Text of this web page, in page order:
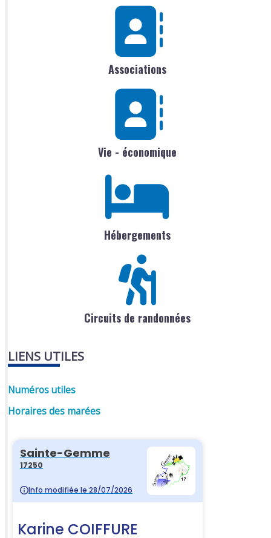
Associations
Vie - économique
Hébergements
Circuits de randonnées
LIENS UTILES
Numéros utiles
Horaires des marées